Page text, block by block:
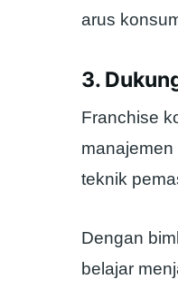
arus
3.
Franchise
teknik
Dengan
belajar